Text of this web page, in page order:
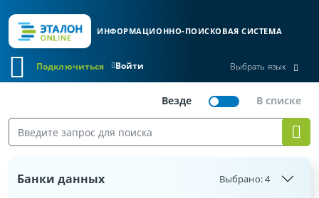
ИНФОРМАЦИОННО-ПОИСКОВАЯ СИСТЕМА
Войти
Подключиться Выбрать язык
Банки данных Выбрано:4